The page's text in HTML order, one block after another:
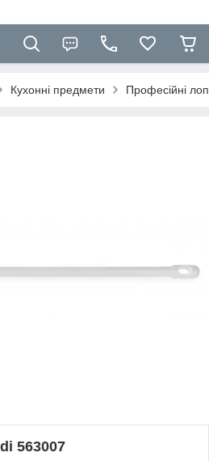
Кухонні предмети Професійні
563007